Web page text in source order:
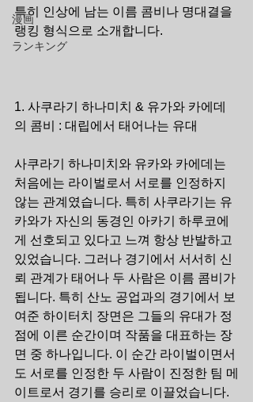
漫画
ランキング
특히 인상에 남는 이름 콤비나 명대결을
랭킹 형식으로 소개합니다.
1. 사쿠라기 하나미치 & 유가와 카에데
의 콤비 : 대립에서 태어나는 유대
사쿠라기 하나미치와 유카와 카에데는
처음에는 라이벌로서 서로를 인정하지
않는 관계였습니다. 특히 사쿠라기는 유
카와가 자신의 동경인 아카기 하루코에
게 선호되고 있다고 느껴 항상 반발하고
있었습니다. 그러나 경기에서 서서히 신
뢰 관계가 태어나 두 사람은 이름 콤비가
됩니다. 특히 산노 공업과의 경기에서 보
여준 하이터치 장면은 그들의 유대가 정
점에 이른 순간이며 작품을 대표하는 장
면 중 하나입니다. 이 순간 라이벌이면서
도 서로를 인정한 두 사람이 진정한 팀 메
이트로서 경기를 승리로 이끌었습니다.